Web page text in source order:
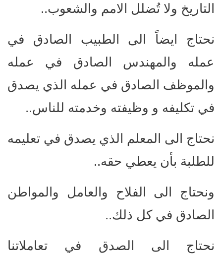
التاريخ ولا تُضلل الامم والشعوب..
نحتاج ايضاً الى الطبيب الصادق في
عمله والمهندس الصادق في عمله
والموظف الصادق في عمله الذي يصدق
في تكليفه و وظيفته وخدمته للناس..
نحتاج الى المعلم الذي يصدق في تعليمه
للطلبة بأن يعطي حقه..
ونحتاج الى الفلاح والعامل والمواطن
الصادق في كل ذلك..
نحتاج الى الصدق في تعاملاتنا